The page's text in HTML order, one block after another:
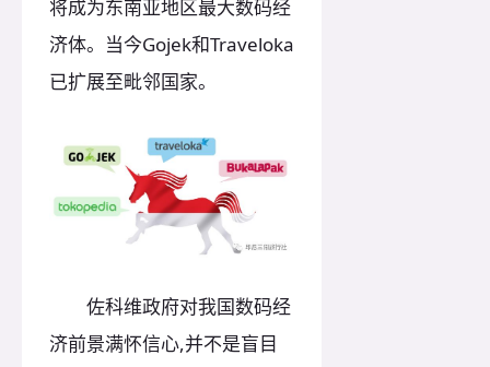
将成为东南亚地区最大数码经
济体。当今Gojek和Traveloka
已扩展至毗邻国家。
佐科维政府对我国数码经
济前景满怀信心,并不是盲目